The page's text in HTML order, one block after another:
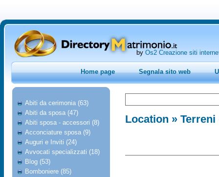
by Os2 Creazione siti
Home page Segnala sito web
Abiti da cerimonia (63)
Abiti da sposa (47)
Abiti sposa - accessori (8)
Acconciature sposa (9)
Auguri e Inviti (24)
Avvocati specializzati (18)
Blog (53)
Bomboniere (85)
Location »